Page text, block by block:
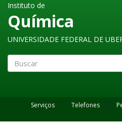
Instituto de
Química
UNIVERSIDADE FEDERAL DE
Serviços Telefones